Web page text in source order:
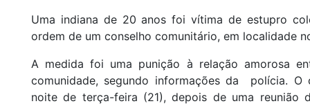
Uma indiana de 20 anos foi vítima de estupro
ordem de um conselho comunitário, em localidade
A medida foi uma punição à relação amorosa
comunidade, segundo informações da polícia.
noite de terça-feira (21), depois de uma reunião